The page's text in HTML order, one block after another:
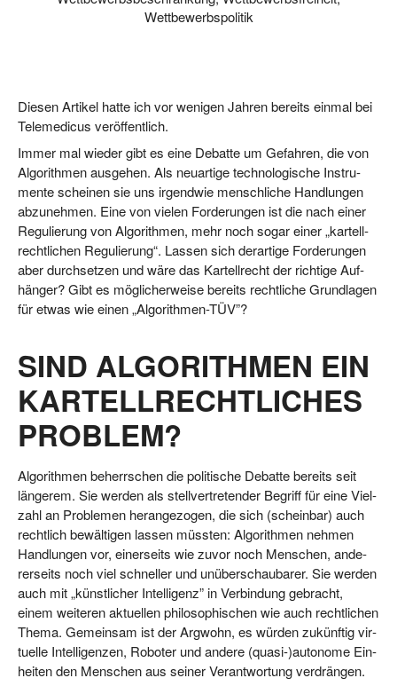
Wettbewerbspolitik
Die­sen Arti­kel hat­te ich vor weni­gen Jah­ren bereits ein­mal bei
Tele­me­di­cus veröffentlich.
Immer mal wie­der gibt es eine Debat­te um Gefah­ren, die von
Algo­rith­men aus­ge­hen. Als neu­ar­ti­ge tech­no­lo­gi­sche Instru­
men­te schei­nen sie uns irgend­wie mensch­li­che Hand­lun­gen
abzu­neh­men. Eine von vie­len For­de­run­gen ist die nach einer
Regu­lie­rung von Algo­rith­men, mehr noch sogar einer „kar­tell­
recht­li­chen Regu­lie­rung“. Las­sen sich der­ar­ti­ge For­de­run­gen
aber durch­set­zen und wäre das Kar­tell­recht der rich­ti­ge Auf­
hän­ger? Gibt es mög­li­cher­wei­se bereits recht­li­che Grund­la­gen
für etwas wie einen „Algo­rith­men-TÜV”?
SIND ALGORITHMEN EIN
KARTELLRECHTLICHES
PROBLEM?
Algo­rith­men beherr­schen die poli­ti­sche Debat­te bereits seit
län­ge­rem. Sie wer­den als stell­ver­tre­ten­der Begriff für eine Viel­
zahl an Pro­ble­men her­an­ge­zo­gen, die sich (schein­bar) auch
recht­lich bewäl­ti­gen las­sen müss­ten: Algo­rith­men neh­men
Hand­lun­gen vor, einer­seits wie zuvor noch Men­schen, ande­
rer­seits noch viel schnel­ler und unüber­schau­ba­rer. Sie wer­den
auch mit „künst­li­cher Intel­li­genz” in Ver­bin­dung gebracht,
einem wei­te­ren aktu­el­len phi­lo­so­phi­schen wie auch recht­li­chen
The­ma. Gemein­sam ist der Arg­wohn, es wür­den zukünf­tig vir­
tu­el­le Intel­li­gen­zen, Robo­ter und ande­re (quasi-)autonome Ein­
hei­ten den Men­schen aus sei­ner Ver­ant­wor­tung verdrängen.